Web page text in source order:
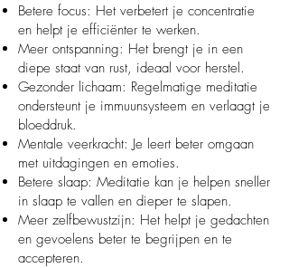
Betere focus: Het verbetert je concentratie
en helpt je efficiënter te werken.
Meer ontspanning: Het brengt je in een
diepe staat van rust, ideaal voor herstel.
Gezonder lichaam: Regelmatige meditatie
ondersteunt je immuunsysteem en verlaagt je
bloeddruk.
Mentale veerkracht: Je leert beter omgaan
met uitdagingen en emoties.
Betere slaap: Meditatie kan je helpen sneller
in slaap te vallen en dieper te slapen.
Meer zelfbewustzijn: Het helpt je gedachten
en gevoelens beter te begrijpen en te
accepteren.